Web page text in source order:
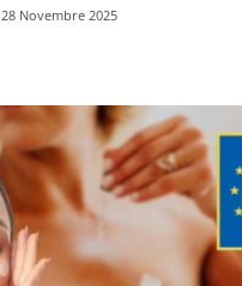
28 Novembre 2025